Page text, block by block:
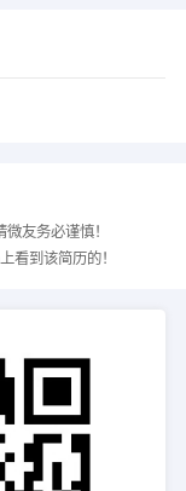
友务必谨慎！
看到该简历的！